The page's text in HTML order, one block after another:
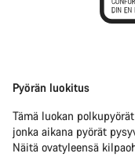
Pyörän luokitus
Tämä luokan
jonka aikana pyörät
Näitä ovatyleensä